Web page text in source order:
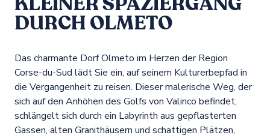
DURCH OLMETO
Das charmante Dorf Olmeto im Herzen der Region
Corse-du-Sud lädt Sie ein, auf seinem Kulturerbepfad in
die Vergangenheit zu reisen. Dieser malerische Weg, der
sich auf den Anhöhen des Golfs von Valinco befindet,
schlängelt sich durch ein Labyrinth aus gepflasterten
Gassen, alten Granithäusern und schattigen Plätzen,